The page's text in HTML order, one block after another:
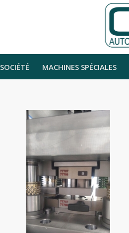
SOCIÉTÉ MACHINES SPÉCIALES